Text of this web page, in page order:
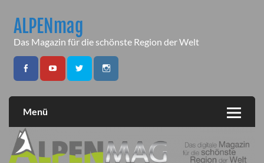
contentALPENmag
Das Magazin für die schönste Region der Welt
Menü